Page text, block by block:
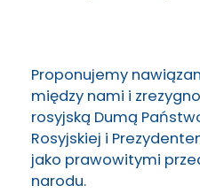
Proponujemy
między nami i
rosyjską Dumą
Rosyjskiej i
jako prawowitymi
narodu.